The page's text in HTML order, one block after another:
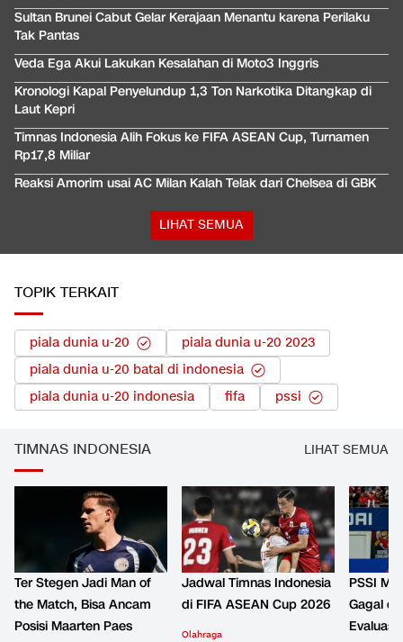
Sultan Brunei Cabut Gelar Kerajaan Menantu karena Perilaku
Tak Pantas
Veda Ega Akui Lakukan Kesalahan di Moto3 Inggris
Kronologi Kapal Penyelundup 1,3 Ton Narkotika Ditangkap di
Laut Kepri
Timnas Indonesia Alih Fokus ke FIFA ASEAN Cup, Turnamen
Rp17,8 Miliar
Reaksi Amorim usai AC Milan Kalah Telak dari Chelsea di GBK
LIHAT SEMUA
TOPIK TERKAIT
piala dunia u-20
piala dunia u-20 2023
piala dunia u-20 batal di indonesia
piala dunia u-20 indonesia
fifa pssi
TIMNAS INDONESIA LIHAT SEMUA
Ter Stegen Jadi Man of
the Match, Bisa Ancam
Posisi Maarten Paes
Jadwal Timnas Indonesia
di FIFA ASEAN Cup 2026
Olahraga
PSSI
Gagal di
Evaluasi